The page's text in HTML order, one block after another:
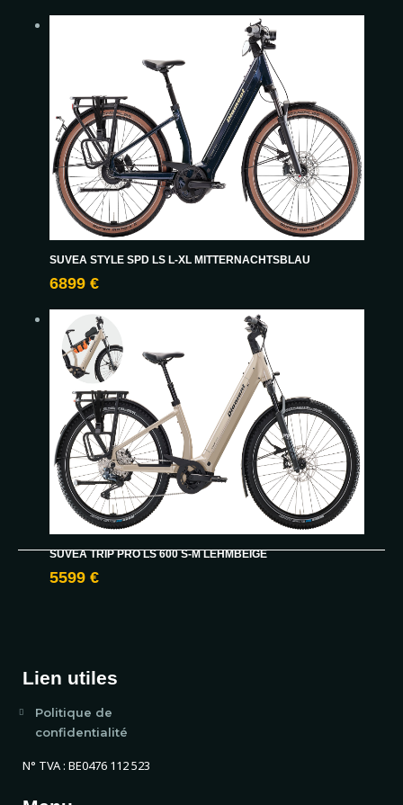
SUVEA STYLE SPD LS L-XL MITTERNACHTSBLAU
6899 €
SUVEA TRIP PRO LS 600 S-M LEHMBEIGE
5599 €
Lien utiles
Politique de
confidentialité
N° TVA : BE0476 112 523